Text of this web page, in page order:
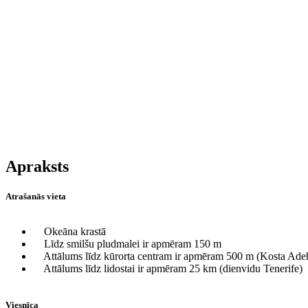
Apraksts
Atrašanās vieta
Okeāna krastā
Līdz smilšu pludmalei ir apmēram 150 m
Attālums līdz kūrorta centram ir apmēram 500 m (Kosta
Attālums līdz lidostai ir apmēram 25 km (dienvidu Tenerife)
Viesnīca